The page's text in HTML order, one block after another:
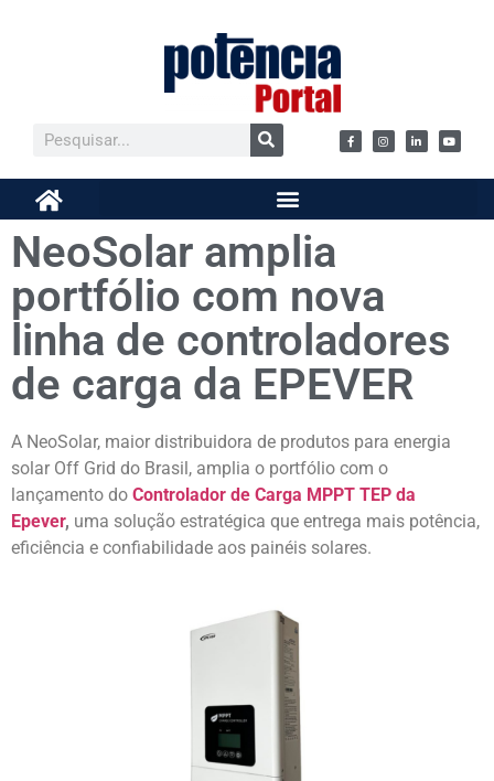
NeoSolar amplia
portfólio com nova
linha de controladores
de carga da EPEVER
A NeoSolar, maior distribuidora de produtos para energia
solar Off Grid do Brasil, amplia o portfólio com o
lançamento do Controlador de Carga MPPT TEP da
Epever, uma solução estratégica que entrega mais potência,
eficiência e confiabilidade aos painéis solares.